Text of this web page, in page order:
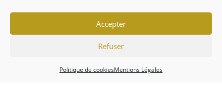
Accepter
Refuser
Politique de cookiesMentions Légales